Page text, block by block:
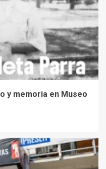
y memoria en Museo